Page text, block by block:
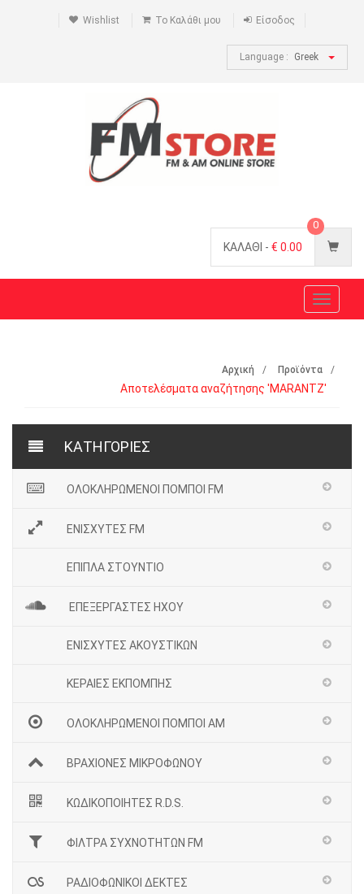
Wishlist Το Καλάθι μου Είσοδος
Language : Greek
ΚΑΛΑΘΙ - € 0.00
0
Toggle
Αρχική Προϊόντα
Αποτελέσματα αναζήτησης 'MARANTZ'
ΚΑΤΗΓΟΡΙΕΣ
ΟΛΟΚΛΗΡΩΜΕΝΟΙ ΠΟΜΠΟΙ FM
ΕΝΙΣΧΥΤΕΣ FM
ΕΠΙΠΛΑ ΣΤΟΥΝΤΙΟ
ΕΠΕΞΕΡΓΑΣΤΕΣ ΗΧΟΥ
ΕΝΙΣΧΥΤΕΣ ΑΚΟΥΣΤΙΚΩΝ
ΚΕΡΑΙΕΣ ΕΚΠΟΜΠΗΣ
ΟΛΟΚΛΗΡΩΜΕΝΟΙ ΠΟΜΠΟΙ ΑΜ
ΒΡΑΧΙΟΝΕΣ ΜΙΚΡΟΦΩΝΟΥ
ΚΩΔΙΚΟΠΟΙΗΤΕΣ R.D.S.
ΦΙΛΤΡΑ ΣΥΧΝΟΤΗΤΩΝ FM
ΡΑΔΙΟΦΩΝΙΚΟΙ ΔΕΚΤΕΣ